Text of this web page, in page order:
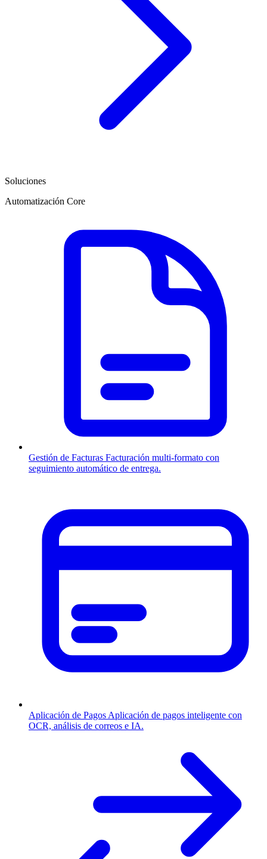
Soluciones
Automatización Core
Gestión de Facturas Facturación multi-formato con
seguimiento automático de entrega.
Aplicación de Pagos Aplicación de pagos inteligente con
OCR, análisis de correos e IA.